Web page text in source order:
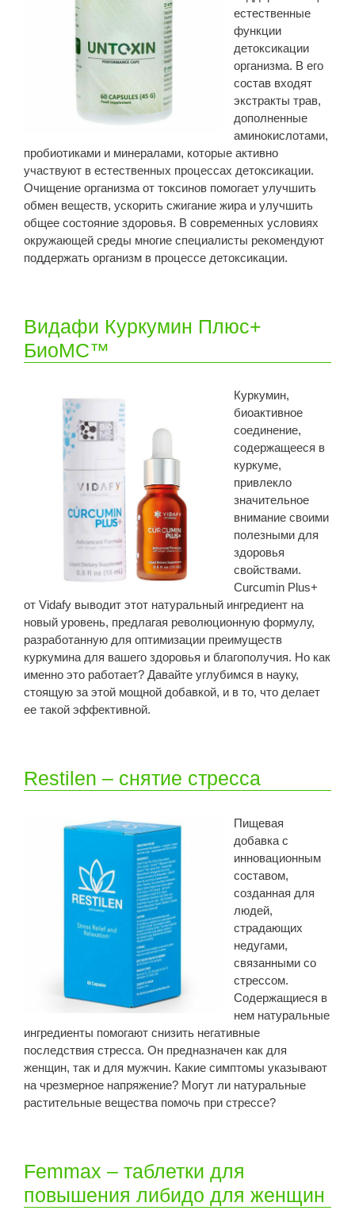
естественные
функции
детоксикации
организма. В его
состав входят
экстракты трав,
дополненные
аминокислотами,
пробиотиками и минералами, которые активно
участвуют в естественных процессах детоксикации.
Очищение организма от токсинов помогает улучшить
обмен веществ, ускорить сжигание жира и улучшить
общее состояние здоровья. В современных условиях
окружающей среды многие специалисты рекомендуют
поддержать организм в процессе детоксикации.
Видафи Куркумин Плюс+
БиоМС™
Куркумин,
биоактивное
соединение,
содержащееся в
куркуме,
привлекло
значительное
внимание своими
полезными для
здоровья
свойствами.
Curcumin Plus+
от Vidafy выводит этот натуральный ингредиент на
новый уровень, предлагая революционную формулу,
разработанную для оптимизации преимуществ
куркумина для вашего здоровья и благополучия. Но как
именно это работает? Давайте углубимся в науку,
стоящую за этой мощной добавкой, и в то, что делает
ее такой эффективной.
Restilen – снятие стресса
Пищевая
добавка с
инновационным
составом,
созданная для
людей,
страдающих
недугами,
связанными со
стрессом.
Содержащиеся в
нем натуральные
ингредиенты помогают снизить негативные
последствия стресса. Он предназначен как для
женщин, так и для мужчин. Какие симптомы указывают
на чрезмерное напряжение? Могут ли натуральные
растительные вещества помочь при стрессе?
Femmax – таблетки для
повышения либидо для женщин